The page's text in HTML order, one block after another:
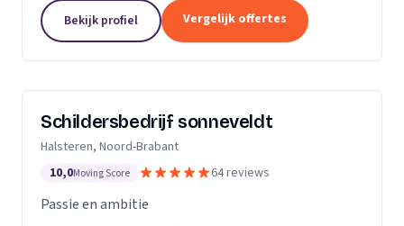
Dan bent u aan het juiste adres.Ik heb al meerdere
jaren ervaring zowel als...
Bekijk profiel Vergelijk offertes
Schildersbedrijf sonneveldt
Halsteren, Noord-Brabant
10,0Moving Score 64 reviews
Passie en ambitie